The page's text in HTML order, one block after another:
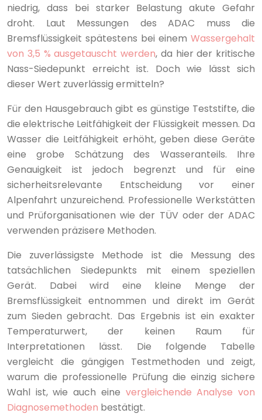
niedrig, dass bei starker Belastung akute Gefahr
droht. Laut Messungen des ADAC muss die
Bremsflüssigkeit spätestens bei einem Wassergehalt
von 3,5 % ausgetauscht werden, da hier der kritische
Nass-Siedepunkt erreicht ist. Doch wie lässt sich
dieser Wert zuverlässig ermitteln?
Für den Hausgebrauch gibt es günstige Teststifte, die
die elektrische Leitfähigkeit der Flüssigkeit messen. Da
Wasser die Leitfähigkeit erhöht, geben diese Geräte
eine grobe Schätzung des Wasseranteils. Ihre
Genauigkeit ist jedoch begrenzt und für eine
sicherheitsrelevante Entscheidung vor einer
Alpenfahrt unzureichend. Professionelle Werkstätten
und Prüforganisationen wie der TÜV oder der ADAC
verwenden präzisere Methoden.
Die zuverlässigste Methode ist die Messung des
tatsächlichen Siedepunkts mit einem speziellen
Gerät. Dabei wird eine kleine Menge der
Bremsflüssigkeit entnommen und direkt im Gerät
zum Sieden gebracht. Das Ergebnis ist ein exakter
Temperaturwert, der keinen Raum für
Interpretationen lässt. Die folgende Tabelle
vergleicht die gängigen Testmethoden und zeigt,
warum die professionelle Prüfung die einzig sichere
Wahl ist, wie auch eine vergleichende Analyse von
Diagnosemethoden bestätigt.